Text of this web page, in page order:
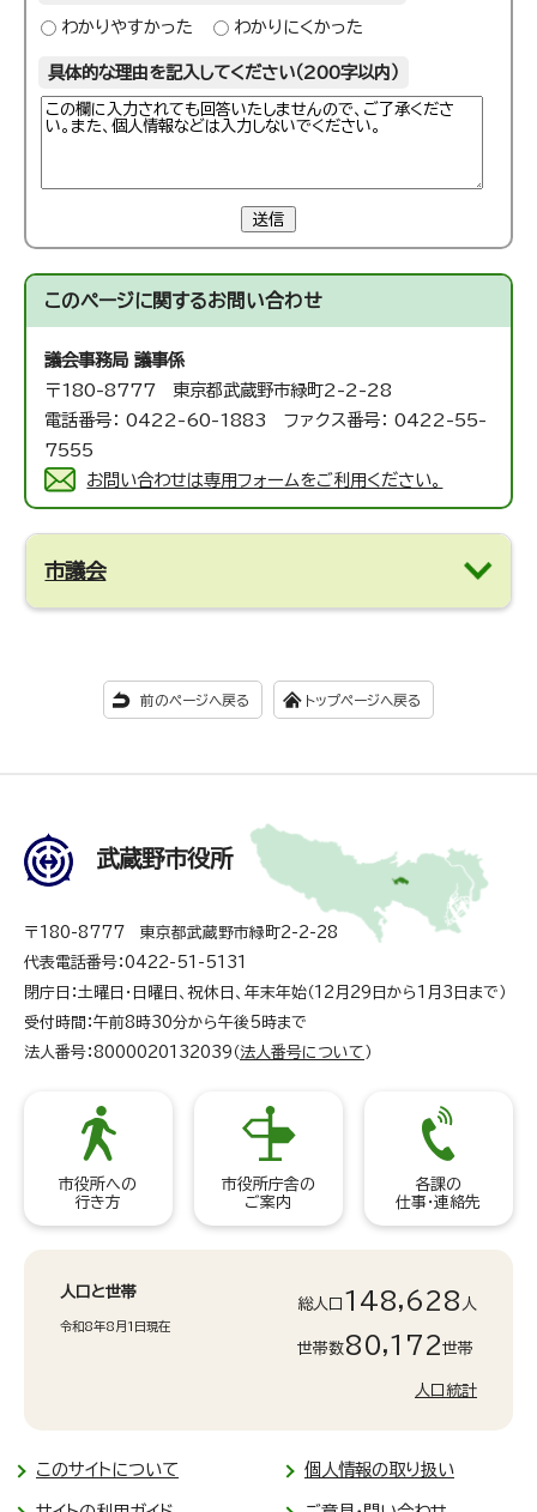
わかりやすかった わかりにくかった
具体的な理由を記入してください（200字以内）
送信
このページに関するお問い合わせ
議会事務局 議事係
〒180-8777 東京都武蔵野市緑町2-2-28
電話番号： 0422-60-1883 ファクス番号： 0422-55-
7555
お問い合わせは専用フォームをご利用ください。
市議会
前のページへ戻る トップページへ戻る
武蔵野市役所
〒180-8777 東京都武蔵野市緑町2-2-28
代表電話番号：0422-51-5131
閉庁日：土曜日・日曜日、祝休日、年末年始（12月29日から1月3日まで）
受付時間：午前8時30分から午後5時まで
法人番号：8000020132039（ 法人番号について ）
市役所への
行き方
市役所庁舎の
ご案内
各課の
仕事・連絡先
人口と世帯
令和8年8月1日現在
総人口 148,628 人
世帯数80,172世帯
人口統計
このサイトについて 個人情報の取り扱い